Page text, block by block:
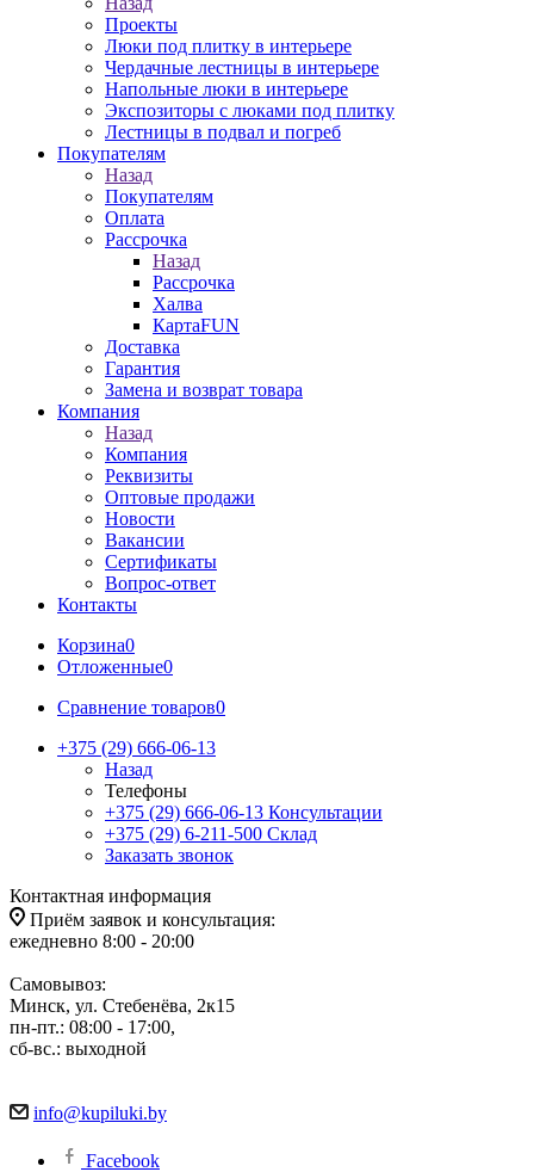
Проекты
Люки под плитку в интерьере
Чердачные лестницы в интерьере
Напольные люки в интерьере
Экспозиторы с люками под плитку
Лестницы в подвал и погреб
Покупателям
Назад
Покупателям
Оплата
Рассрочка
Назад
Рассрочка
Халва
КартаFUN
Доставка
Гарантия
Замена и возврат товара
Компания
Назад
Компания
Реквизиты
Оптовые продажи
Новости
Вакансии
Сертификаты
Вопрос-ответ
Контакты
Корзина0
Отложенные0
Сравнение товаров0
+375 (29) 666-06-13
Назад
Телефоны
+375 (29) 666-06-13 Консультации
+375 (29) 6-211-500 Склад
Заказать звонок
Контактная информация
Приём заявок и консультация:
ежедневно 8:00 - 20:00
Самовывоз:
Минск, ул. Стебенёва, 2к15
пн-пт.: 08:00 - 17:00,
сб-вс.: выходной
info@kupiluki.by
Facebook